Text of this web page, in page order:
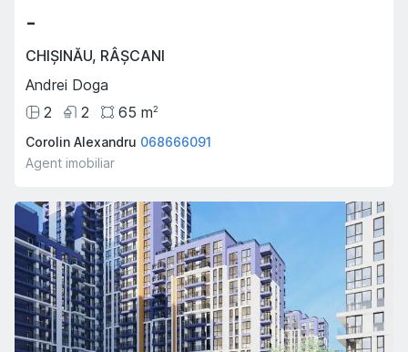
-
CHIȘINĂU, RÂȘCANI
Andrei Doga
2
2 65 m2
Corolin Alexandru 068666091
Agent imobiliar